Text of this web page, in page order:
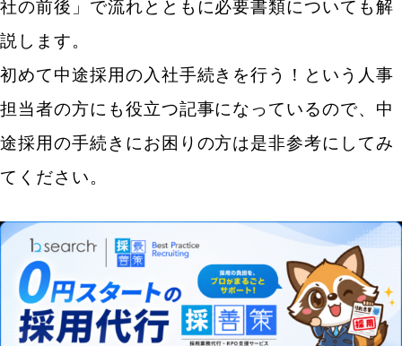
社の前後」で流れとともに必要書類についても解
説します。
初めて中途採用の入社手続きを行う！という人事
担当者の方にも役立つ記事になっているので、中
途採用の手続きにお困りの方は是非参考にしてみ
てください。